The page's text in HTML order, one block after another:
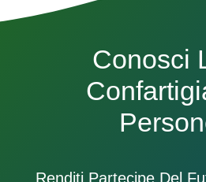
Conosci
Renditi Partecipe Del